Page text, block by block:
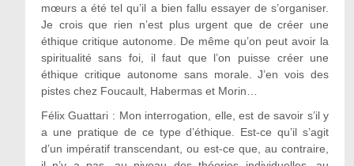
mœurs a été tel qu’il a bien fallu essayer de s’organiser.
Je crois que rien n’est plus urgent que de créer une
éthique critique autonome. De même qu’on peut avoir la
spiritualité sans foi, il faut que l’on puisse créer une
éthique critique autonome sans morale. J’en vois des
pistes chez Foucault, Habermas et Morin…
Félix Guattari : Mon interrogation, elle, est de savoir s’il y
a une pratique de ce type d’éthique. Est-ce qu’il s’agit
d’un impératif transcendant, ou est-ce que, au contraire,